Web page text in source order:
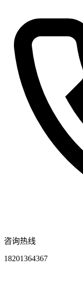
咨询热线
18201364367